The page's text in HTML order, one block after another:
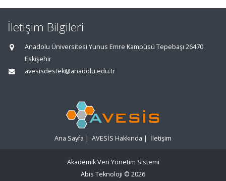
İletişim Bilgileri
Anadolu Üniversitesi Yunus Emre Kampüsü Tepebaşı 26470
Eskişehir
avesisdestek@anadolu.edu.tr
Ana Sayfa | AVESİS Hakkında | İletişim
Akademik Veri Yönetim Sistemi
Abis Teknoloji © 2026